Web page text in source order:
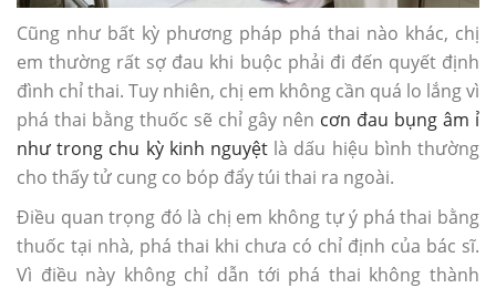
Cũng như bất kỳ phương pháp phá thai nào khác, chị
em thường rất sợ đau khi buộc phải đi đến quyết định
đình chỉ thai. Tuy nhiên, chị em không cần quá lo lắng vì
phá thai bằng thuốc sẽ chỉ gây nên cơn đau bụng âm ỉ
như trong chu kỳ kinh nguyệt là dấu hiệu bình thường
cho thấy tử cung co bóp đẩy túi thai ra ngoài.
Điều quan trọng đó là chị em không tự ý phá thai bằng
thuốc tại nhà, phá thai khi chưa có chỉ định của bác sĩ.
Vì điều này không chỉ dẫn tới phá thai không thành